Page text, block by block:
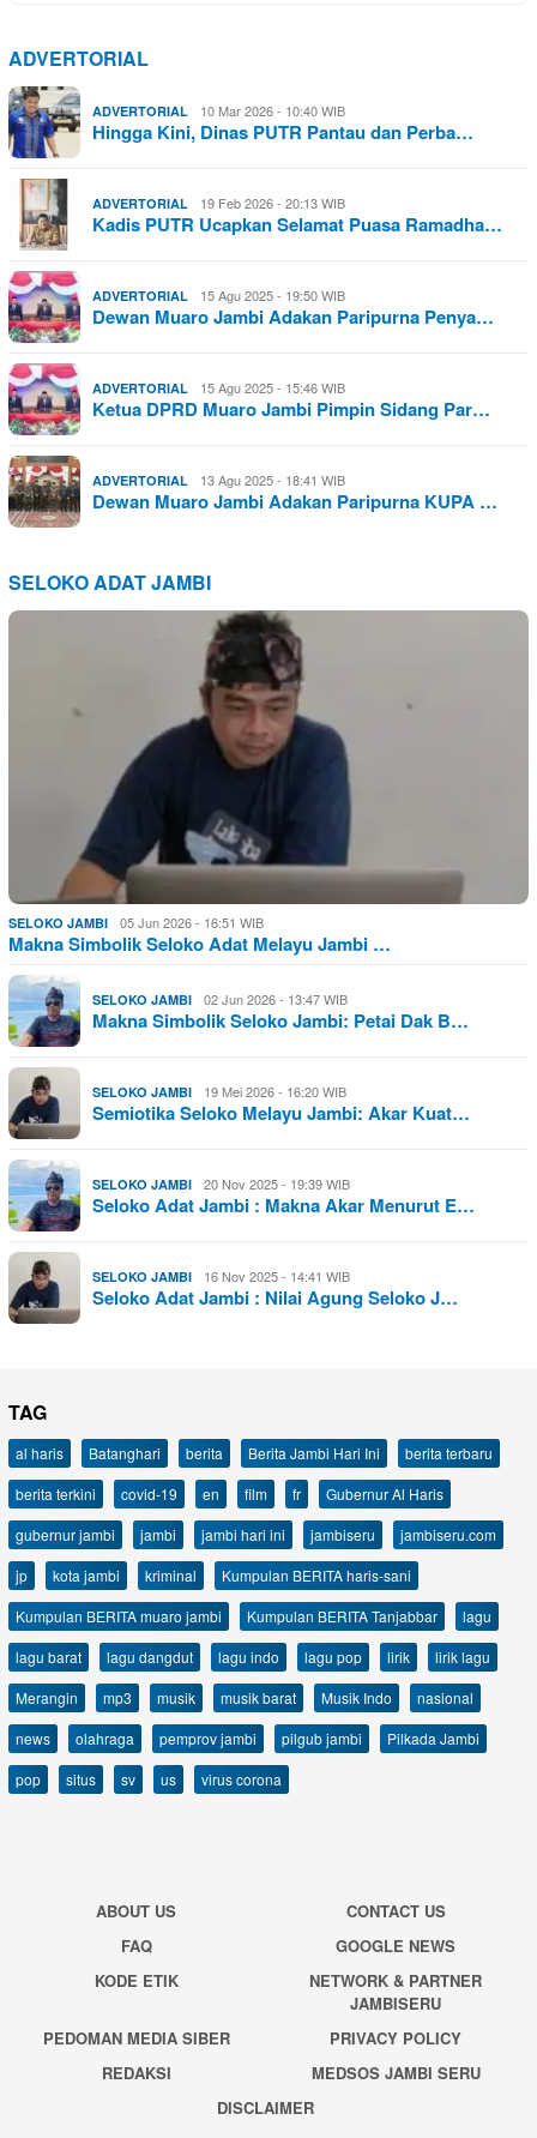
ADVERTORIAL
ADVERTORIAL 10 Mar 2026 - 10:40 WIB
Hingga Kini, Dinas PUTR Pantau dan Perba…
ADVERTORIAL 19 Feb 2026 - 20:13 WIB
Kadis PUTR Ucapkan Selamat Puasa Ramadha…
ADVERTORIAL 15 Agu 2025 - 19:50 WIB
Dewan Muaro Jambi Adakan Paripurna Penya…
ADVERTORIAL 15 Agu 2025 - 15:46 WIB
Ketua DPRD Muaro Jambi Pimpin Sidang Par…
ADVERTORIAL 13 Agu 2025 - 18:41 WIB
Dewan Muaro Jambi Adakan Paripurna KUPA …
SELOKO ADAT JAMBI
SELOKO JAMBI 05 Jun 2026 - 16:51 WIB
Makna Simbolik Seloko Adat Melayu Jambi …
SELOKO JAMBI 02 Jun 2026 - 13:47 WIB
Makna Simbolik Seloko Jambi: Petai Dak B…
SELOKO JAMBI 19 Mei 2026 - 16:20 WIB
Semiotika Seloko Melayu Jambi: Akar Kuat…
SELOKO JAMBI 20 Nov 2025 - 19:39 WIB
Seloko Adat Jambi : Makna Akar Menurut E…
SELOKO JAMBI 16 Nov 2025 - 14:41 WIB
Seloko Adat Jambi : Nilai Agung Seloko J…
TAG
al haris Batanghari berita Berita Jambi Hari Ini
berita terbaru
berita terkini
covid-19 en film fr
Gubernur Al Haris
gubernur jambi
jambi jambi hari ini jambiseru
jambiseru.com
jp
kota jambi kriminal
Kumpulan BERITA haris-sani
Kumpulan BERITA muaro jambi
Kumpulan BERITA Tanjabbar
lagu
lagu barat
lagu dangdut lagu indo lagu pop lirik
lirik lagu
Merangin
mp3 musik musik barat Musik Indo
nasional
news
olahraga pemprov jambi pilgub jambi
Pilkada Jambi
pop
situs sv us virus corona
ABOUT US
CONTACT US
FAQ
GOOGLE NEWS
KODE ETIK
NETWORK & PARTNER
JAMBISERU
PEDOMAN MEDIA SIBER
PRIVACY POLICY
REDAKSI
MEDSOS JAMBI SERU
DISCLAIMER